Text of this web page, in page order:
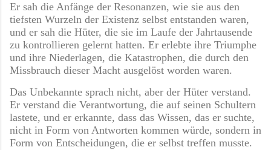
Er sah die Anfänge der Resonanzen, wie sie aus den
tiefsten Wurzeln der Existenz selbst entstanden waren,
und er sah die Hüter, die sie im Laufe der Jahrtausende
zu kontrollieren gelernt hatten. Er erlebte ihre Triumphe
und ihre Niederlagen, die Katastrophen, die durch den
Missbrauch dieser Macht ausgelöst worden waren.
Das Unbekannte sprach nicht, aber der Hüter verstand.
Er verstand die Verantwortung, die auf seinen Schultern
lastete, und er erkannte, dass das Wissen, das er suchte,
nicht in Form von Antworten kommen würde, sondern in
Form von Entscheidungen, die er selbst treffen musste.